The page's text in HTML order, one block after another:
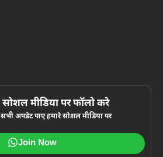
सोशल मीडिया पर फॉलो करे
सभी अपडेट पाए हमारे सोशल मीडिया पर
Join Now